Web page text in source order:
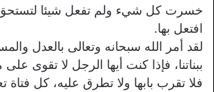
خسرت كل شيء ولم تفعل شيئا
افتعل بها.
لقد أمر الله سبحانه وتعالى بالعدل
ببناتنا، فإذا كنت أيها الرجل لا تقوى
فلا تقرب بابها ولا تطرق عليه، كل فتاة